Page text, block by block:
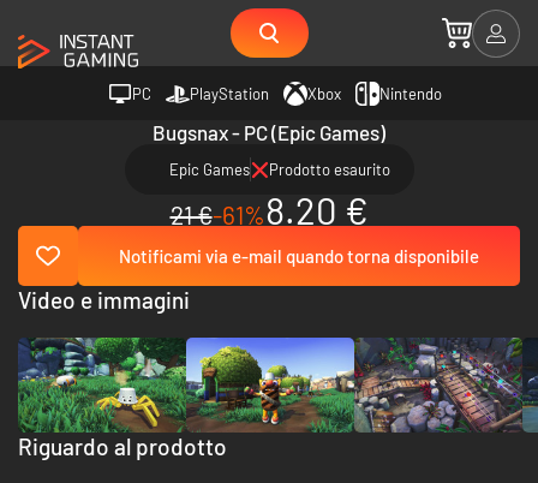
PC PlayStation Xbox Nintendo
Bugsnax - PC (Epic Games)
Epic Games Prodotto esaurito
21 €-61%8.20 €
Notificami via e-mail quando torna disponibile
Riguardo al prodotto
Video e immagini